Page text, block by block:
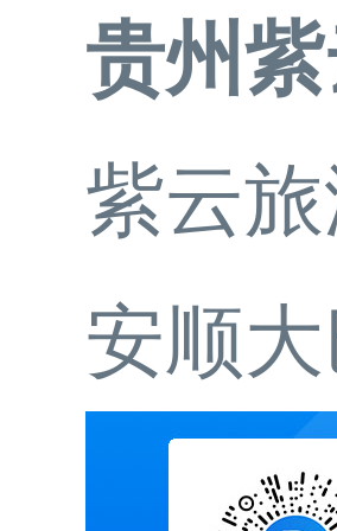
贵州
紫云
安顺